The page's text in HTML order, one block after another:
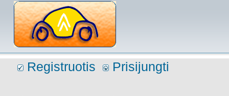
Registruotis Prisijungti